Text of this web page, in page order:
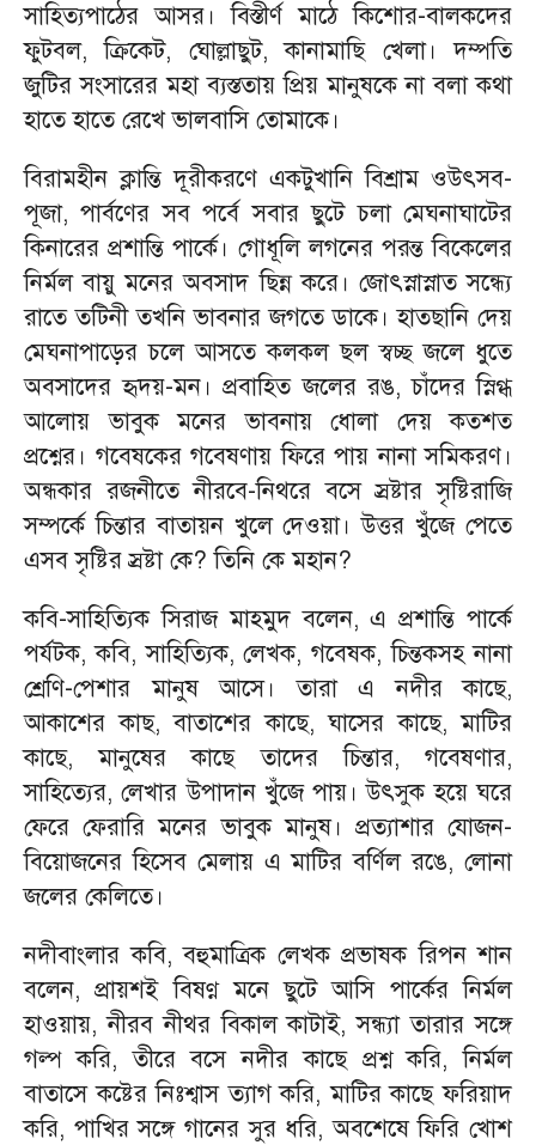
সাহিত্যপাঠের আসর। বিস্তীর্ণ মাঠে কিশোর-বালকদের
ফুটবল, ক্রিকেট, ঘোল্লাছুট, কানামাছি খেলা। দম্পতি
জুটির সংসারের মহা ব্যস্ততায় প্রিয় মানুষকে না বলা কথা
হাতে হাতে রেখে ভালবাসি তোমাকে।
বিরামহীন ক্লান্তি দূরীকরণে একটুখানি বিশ্রাম ওউৎসব-
পূজা, পার্বণের সব পর্বে সবার ছুটে চলা মেঘনাঘাটের
কিনারের প্রশান্তি পার্কে। গোধূলি লগনের পরন্ত বিকেলের
নির্মল বায়ু মনের অবসাদ ছিন্ন করে। জোৎস্নাস্নাত সন্ধ্যে
রাতে তটিনী তখনি ভাবনার জগতে ডাকে। হাতছানি দেয়
মেঘনাপাড়ের চলে আসতে কলকল ছল স্বচ্ছ জলে ধুতে
অবসাদের হৃদয়-মন। প্রবাহিত জলের রঙ, চাঁদের স্নিগ্ধ
আলোয় ভাবুক মনের ভাবনায় ধোলা দেয় কতশত
প্রশ্নের। গবেষকের গবেষণায় ফিরে পায় নানা সমিকরণ।
অন্ধকার রজনীতে নীরবে-নিথরে বসে স্রষ্টার সৃষ্টিরাজি
সম্পর্কে চিন্তার বাতায়ন খুলে দেওয়া। উত্তর খুঁজে পেতে
এসব সৃষ্টির স্রষ্টা কে? তিনি কে মহান?
কবি-সাহিত্যিক সিরাজ মাহমুদ বলেন, এ প্রশান্তি পার্কে
পর্যটক, কবি, সাহিত্যিক, লেখক, গবেষক, চিন্তকসহ নানা
শ্রেণি-পেশার মানুষ আসে। তারা এ নদীর কাছে,
আকাশের কাছ, বাতাশের কাছে, ঘাসের কাছে, মাটির
কাছে, মানুষের কাছে তাদের চিন্তার, গবেষণার,
সাহিত্যের, লেখার উপাদান খুঁজে পায়। উৎসুক হয়ে ঘরে
ফেরে ফেরারি মনের ভাবুক মানুষ। প্রত্যাশার যোজন-
বিয়োজনের হিসেব মেলায় এ মাটির বর্ণিল রঙে, লোনা
জলের কেলিতে।
নদীবাংলার কবি, বহুমাত্রিক লেখক প্রভাষক রিপন শান
বলেন, প্রায়শই বিষণ্ণ মনে ছুটে আসি পার্কের নির্মল
হাওয়ায়, নীরব নীথর বিকাল কাটাই, সন্ধ্যা তারার সঙ্গে
গল্প করি, তীরে বসে নদীর কাছে প্রশ্ন করি, নির্মল
বাতাসে কষ্টের নিঃশ্বাস ত্যাগ করি, মাটির কাছে ফরিয়াদ
করি, পাখির সঙ্গে গানের সুর ধরি, অবশেষে ফিরি খোশ